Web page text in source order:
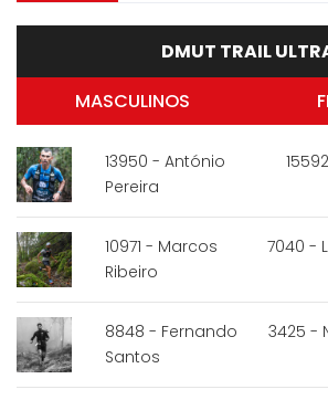
DMUT TRAIL
MASCULINOS
13950 - António
Pereira
10971 - Marcos
Ribeiro
8848 - Fernando
Santos
7040 -
3425 -